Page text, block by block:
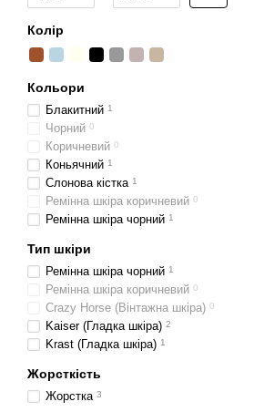
Колір
Кольори
Блакитний 1
Чорний 0
Коричневий 0
Коньячний 1
Слонова кістка 1
Ремінна шкіра коричневий 0
Ремінна шкіра чорний 1
Тип шкіри
Ремінна шкіра чорний 1
Ремінна шкіра коричневий 0
Crazy Horse (Вінтажна шкіра) 0
Kaiser (Гладка шкіра) 2
Krast (Гладка шкіра) 1
Жорсткість
Жорстка 3